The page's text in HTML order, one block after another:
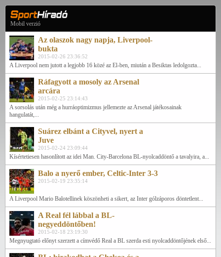
Mobil verzió
Az olaszok nagy napja, Liverpool-
bukta
2015-02-26 23:36:52
A Liverpool nem jutott a legjobb 16 közé az El-ben, miután a Besiktas ledolgozta...
Ráfagyott a mosoly az Arsenal
arcára
2015-02-25 23:14:43
A sorsolás után még a hurráoptimizmus jellemezte az Arsenal játékosainak
hangulatát,...
Suárez elbánt a Cityvel, nyert a
Juve
2015-02-24 23:09:44
Kísértetiesen hasonlított az idei Man. City-Barcelona BL-nyolcaddöntő a tavalyira, a...
Balo a nyerő ember, Celtic-Inter 3-3
2015-02-19 23:35:14
A Liverpool Mario Balotellinek köszönheti a sikert, az Inter gólzáporos döntetlent...
A Real fél lábbal a BL-
negyeddöntőben!
2015-02-18 23:19:30
Megnyugtató előnyt szerzett a címvédő Real a BL szerda esti nyolcaddöntőjének első...